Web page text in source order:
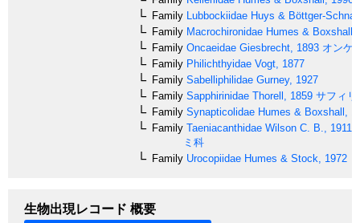
Family Lubbockiidae Huys & Böttger-
Family Macrochironidae Humes & Boxshall,
Family Oncaeidae Giesbrecht, 1893 オンケ
Family Philichthyidae Vogt, 1877
Family Sabelliphilidae Gurney, 1927
Family Sapphirinidae Thorell, 1859 サフィリ
Family Synapticolidae Humes & Boxshall,
Family Taeniacanthidae Wilson C. B., 1911
ミ科
Family Urocopiidae Humes & Stock, 1972
生物出現レコード 概要